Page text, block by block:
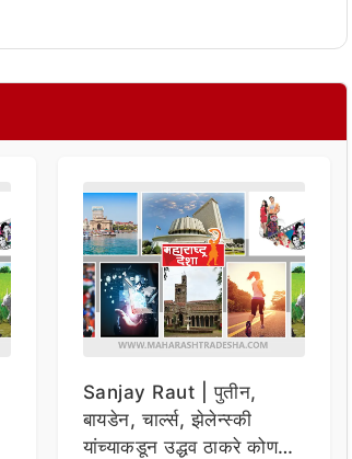
Sanjay Raut | पुतीन,
बायडेन, चार्ल्स, झेलेन्स्की
यांच्याकडून उद्धव ठाकरे कोण